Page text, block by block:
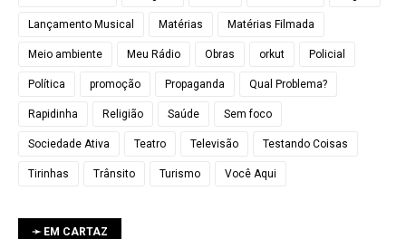
Lançamento Musical Matérias Matérias Filmada
Meio ambiente Meu Rádio Obras orkut Policial
Política promoção Propaganda Qual Problema?
Rapidinha Religião Saúde Sem foco
Sociedade Ativa Teatro Televisão Testando Coisas
Tirinhas Trânsito Turismo Você Aqui
➛ EM CARTAZ